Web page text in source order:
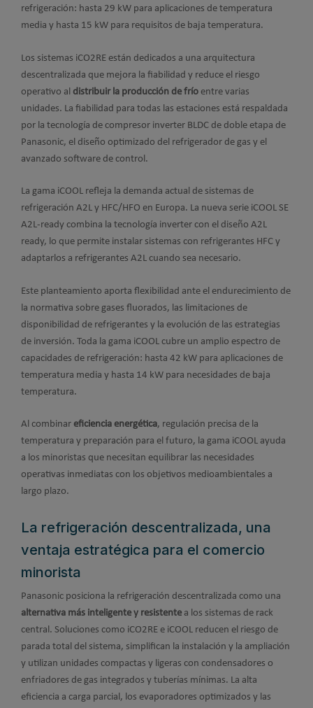
refrigeración: hasta 29 kW para aplicaciones de temperatura
media y hasta 15 kW para requisitos de baja temperatura.
Los sistemas iCO2RE están dedicados a una arquitectura
descentralizada que mejora la fiabilidad y reduce el riesgo
operativo al distribuir la producción de frío entre varias
unidades. La fiabilidad para todas las estaciones está respaldada
por la tecnología de compresor inverter BLDC de doble etapa de
Panasonic, el diseño optimizado del refrigerador de gas y el
avanzado software de control.
La gama iCOOL refleja la demanda actual de sistemas de
refrigeración A2L y HFC/HFO en Europa. La nueva serie iCOOL SE
A2L-ready combina la tecnología inverter con el diseño A2L
ready, lo que permite instalar sistemas con refrigerantes HFC y
adaptarlos a refrigerantes A2L cuando sea necesario.
Este planteamiento aporta flexibilidad ante el endurecimiento de
la normativa sobre gases fluorados, las limitaciones de
disponibilidad de refrigerantes y la evolución de las estrategias
de inversión. Toda la gama iCOOL cubre un amplio espectro de
capacidades de refrigeración: hasta 42 kW para aplicaciones de
temperatura media y hasta 14 kW para necesidades de baja
temperatura.
Al combinar eficiencia energética, regulación precisa de la
temperatura y preparación para el futuro, la gama iCOOL ayuda
a los minoristas que necesitan equilibrar las necesidades
operativas inmediatas con los objetivos medioambientales a
largo plazo.
La refrigeración descentralizada, una
ventaja estratégica para el comercio
minorista
Panasonic posiciona la refrigeración descentralizada como una
alternativa más inteligente y resistentea los sistemas de rack
central. Soluciones como iCO2RE e iCOOL reducen el riesgo de
parada total del sistema, simplifican la instalación y la ampliación
y utilizan unidades compactas y ligeras con condensadores o
enfriadores de gas integrados y tuberías mínimas. La alta
eficiencia a carga parcial, los evaporadores optimizados y las